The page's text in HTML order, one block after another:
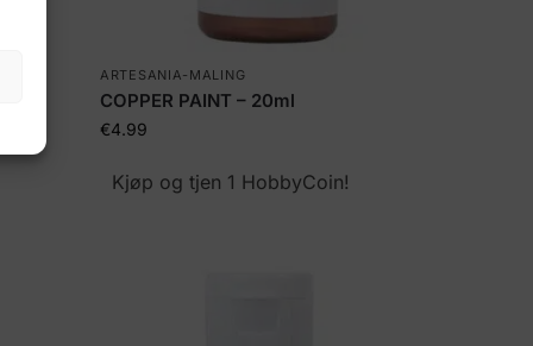
ARTESANIA-MALING
COPPER PAINT – 20ml
€4.99
Kjøp og tjen 1 HobbyCoin!